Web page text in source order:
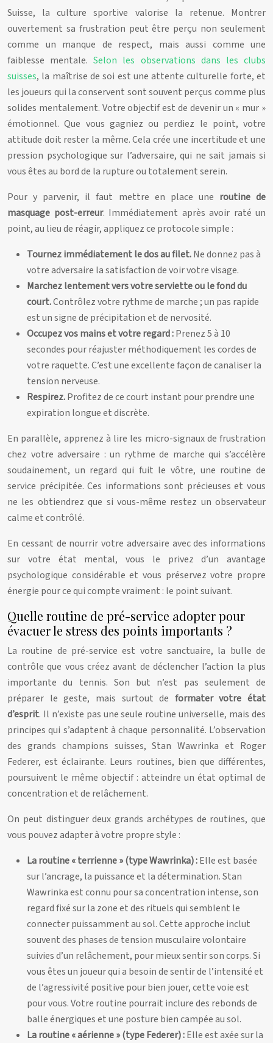
Suisse, la culture sportive valorise la retenue. Montrer
ouvertement sa frustration peut être perçu non seulement
comme un manque de respect, mais aussi comme une
faiblesse mentale.Selon les observations dans les clubs
suisses, la maîtrise de soi est une attente culturelle forte, et
les joueurs qui la conservent sont souvent perçus comme plus
solides mentalement. Votre objectif est de devenir un « mur »
émotionnel. Que vous gagniez ou perdiez le point, votre
attitude doit rester la même. Cela crée une incertitude et une
pression psychologique sur l’adversaire, qui ne sait jamais si
vous êtes au bord de la rupture ou totalement serein.
Pour y parvenir, il faut mettre en place une routine de
masquage post-erreur. Immédiatement après avoir raté un
point, au lieu de réagir, appliquez ce protocole simple :
Tournez immédiatement le dos au filet.Ne donnez pas à
votre adversaire la satisfaction de voir votre visage.
Marchez lentement vers votre serviette ou le fond du
court.Contrôlez votre rythme de marche ; un pas rapide
est un signe de précipitation et de nervosité.
Occupez vos mains et votre regard :Prenez 5 à 10
secondes pour réajuster méthodiquement les cordes de
votre raquette. C’est une excellente façon de canaliser la
tension nerveuse.
Respirez.Profitez de ce court instant pour prendre une
expiration longue et discrète.
En parallèle, apprenez à lire les micro-signaux de frustration
chez votre adversaire : un rythme de marche qui s’accélère
soudainement, un regard qui fuit le vôtre, une routine de
service précipitée. Ces informations sont précieuses et vous
ne les obtiendrez que si vous-même restez un observateur
calme et contrôlé.
En cessant de nourrir votre adversaire avec des informations
sur votre état mental, vous le privez d’un avantage
psychologique considérable et vous préservez votre propre
énergie pour ce qui compte vraiment : le point suivant.
Quelle routine de pré-service adopter pour
évacuer le stress des points importants ?
La routine de pré-service est votre sanctuaire, la bulle de
contrôle que vous créez avant de déclencher l’action la plus
importante du tennis. Son but n’est pas seulement de
préparer le geste, mais surtout de formater votre état
d’esprit. Il n’existe pas une seule routine universelle, mais des
principes qui s’adaptent à chaque personnalité. L’observation
des grands champions suisses, Stan Wawrinka et Roger
Federer, est éclairante. Leurs routines, bien que différentes,
poursuivent le même objectif : atteindre un état optimal de
concentration et de relâchement.
On peut distinguer deux grands archétypes de routines, que
vous pouvez adapter à votre propre style :
La routine « terrienne » (type Wawrinka) :Elle est basée
sur l’ancrage, la puissance et la détermination. Stan
Wawrinka est connu pour sa concentration intense, son
regard fixé sur la zone et des rituels qui semblent le
connecter puissamment au sol. Cette approche inclut
souvent des phases de tension musculaire volontaire
suivies d’un relâchement, pour mieux sentir son corps. Si
vous êtes un joueur qui a besoin de sentir de l’intensité et
de l’agressivité positive pour bien jouer, cette voie est
pour vous. Votre routine pourrait inclure des rebonds de
balle énergiques et une posture bien campée au sol.
La routine « aérienne » (type Federer) :Elle est axée sur la